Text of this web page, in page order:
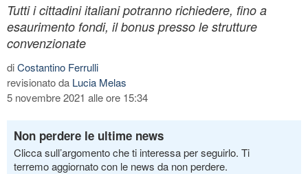
Tutti i cittadini italiani potranno richiedere, fino a
esaurimento fondi, il bonus presso le strutture
convenzionate
diCostantino Ferrulli
revisionato da Lucia Melas
5 novembre 2021 alle ore 15:34
Non perdere le ultime news
Clicca sull’argomento che ti interessa per seguirlo. Ti
terremo aggiornato con le news da non perdere.